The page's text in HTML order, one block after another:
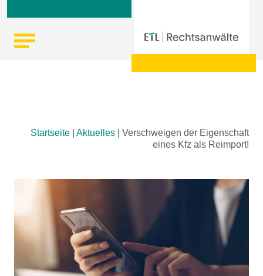
Startseite Aktuelles
Verschweigen der Eigenschaft
eines Kfz als Reimport!